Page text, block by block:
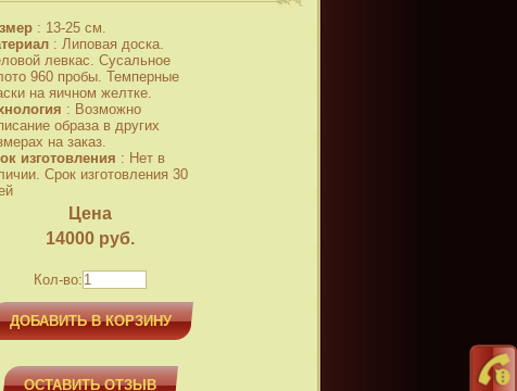
: 13-25 см.
: Липовая доска.
левкас. Сусальное
960 пробы. Темперные
на яичном желтке.
: Возможно
образа в других
на заказ.
изготовления : Нет в
Срок изготовления 30
Цена
14000 руб.
Кол-во:
ДОБАВИТЬ В КОРЗИНУ
ОСТАВИТЬ ОТЗЫВ